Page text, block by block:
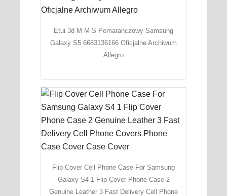
Etui 3d M M S Pomaranczowy Samsung
Galaxy S5 6683136166 Oficjalne Archiwum
Allegro
Flip Cover Cell Phone Case For Samsung
Galaxy S4 1 Flip Cover Phone Case 2
Genuine Leather 3 Fast Delivery Cell Phone